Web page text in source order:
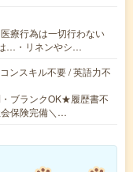
療行為は一切行わない
…・リネンやシ…
ンスキル不要 / 英語力不
ブランクOK★履歴書不
保険完備＼…